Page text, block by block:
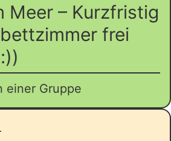
Meer – Kurzfristig
frei
einer Gruppe